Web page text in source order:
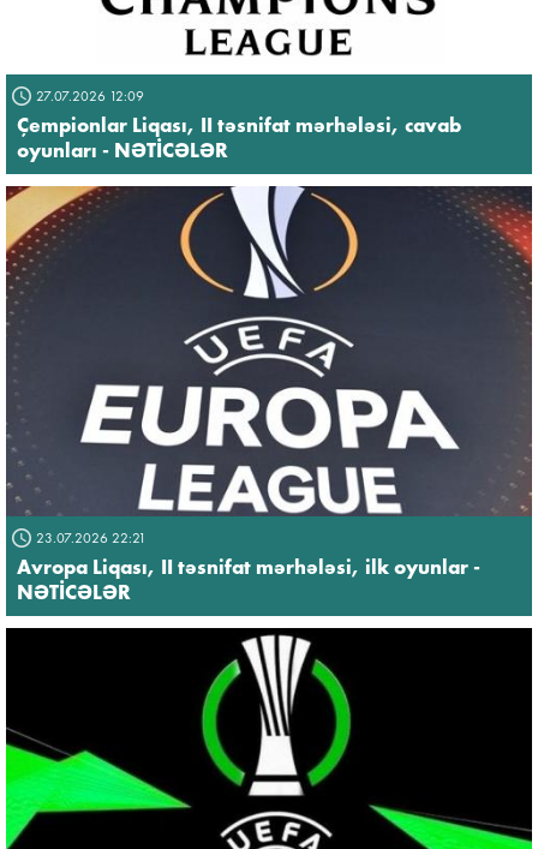
27.07.2026 12:09
Çempionlar Liqası, II təsnifat mərhələsi, cavab
oyunları - NƏTİCƏLƏR
23.07.2026 22:21
Avropa Liqası, II təsnifat mərhələsi, ilk oyunlar -
NƏTİCƏLƏR